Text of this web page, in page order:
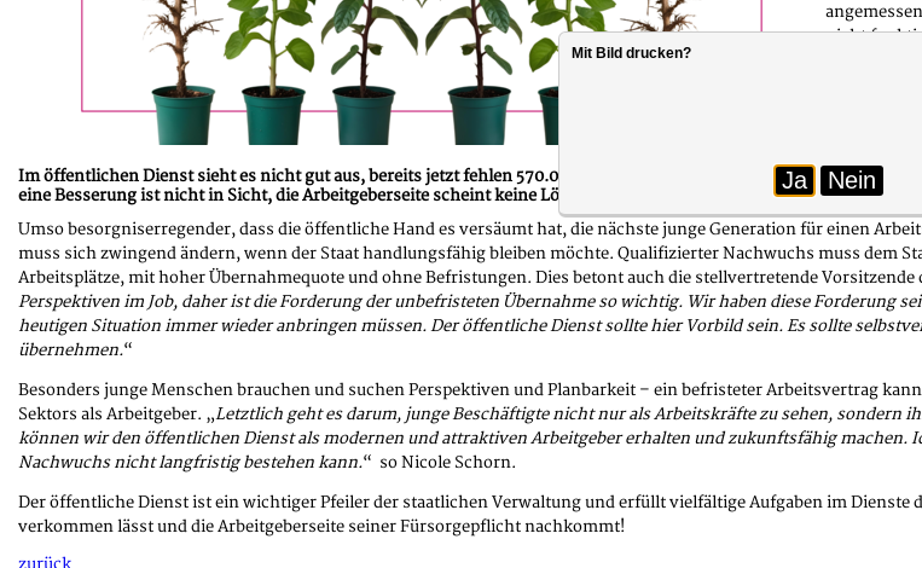
Im öffentlichen Dienst sieht es nicht gut aus, bereits jetzt fehlen 570.000 Beschäftigte und die großen
eine Besserung ist nicht in Sicht, die Arbeitgeberseite scheint keine Lösungen zu haben.
nicht
Umso besorgniserregender, dass die öffentliche Hand es versäumt hat, die nächste junge Generation für einen
muss sich zwingend ändern, wenn der Staat handlungsfähig bleiben möchte. Qualifizierter Nachwuchs muss dem
Arbeitsplätze, mit hoher Übernahmequote und ohne Befristungen. Dies betont auch die stellvertretende Vorsitzende
Perspektiven im Job, daher ist die Forderung der unbefristeten Übernahme so wichtig. Wir haben diese Forderung
heutigen Situation immer wieder anbringen müssen. Der öffentliche Dienst sollte hier Vorbild sein. Es sollte
übernehmen.“
Besonders junge Menschen brauchen und suchen Perspektiven und Planbarkeit – ein befristeter Arbeitsvertrag
Sektors als Arbeitgeber. „Letztlich geht es darum, junge Beschäftigte nicht nur als Arbeitskräfte zu sehen, sondern
können wir den öffentlichen Dienst als modernen und attraktiven Arbeitgeber erhalten und zukunftsfähig machen.
Nachwuchs nicht langfristig bestehen kann.“ so Nicole Schorn.
Der öffentliche Dienst ist ein wichtiger Pfeiler der staatlichen Verwaltung und erfüllt vielfältige Aufgaben im
verkommen lässt und die Arbeitgeberseite seiner Fürsorgepflicht nachkommt!
zurück
Mit Bild drucken?
Ja Nein